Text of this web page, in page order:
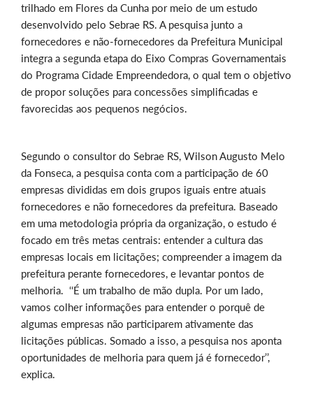
trilhado em Flores da Cunha por meio de um estudo
desenvolvido pelo Sebrae RS. A pesquisa junto a
fornecedores e não-fornecedores da Prefeitura Municipal
integra a segunda etapa do Eixo Compras Governamentais
do Programa Cidade Empreendedora, o qual tem o objetivo
de propor soluções para concessões simplificadas e
favorecidas aos pequenos negócios.
Segundo o consultor do Sebrae RS, Wilson Augusto Melo
da Fonseca, a pesquisa conta com a participação de 60
empresas divididas em dois grupos iguais entre atuais
fornecedores e não fornecedores da prefeitura. Baseado
em uma metodologia própria da organização, o estudo é
focado em três metas centrais: entender a cultura das
empresas locais em licitações; compreender a imagem da
prefeitura perante fornecedores, e levantar pontos de
melhoria. ‘‘É um trabalho de mão dupla. Por um lado,
vamos colher informações para entender o porquê de
algumas empresas não participarem ativamente das
licitações públicas. Somado a isso, a pesquisa nos aponta
oportunidades de melhoria para quem já é fornecedor’’,
explica.